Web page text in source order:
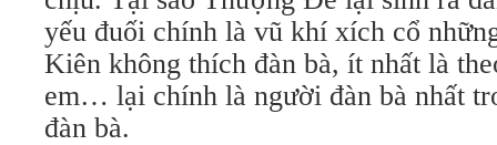
yếu đuối chính là vũ khí xích cổ
Kiên không thích đàn bà, ít nhất là
em… lại chính là người đàn bà nhất
đàn bà.